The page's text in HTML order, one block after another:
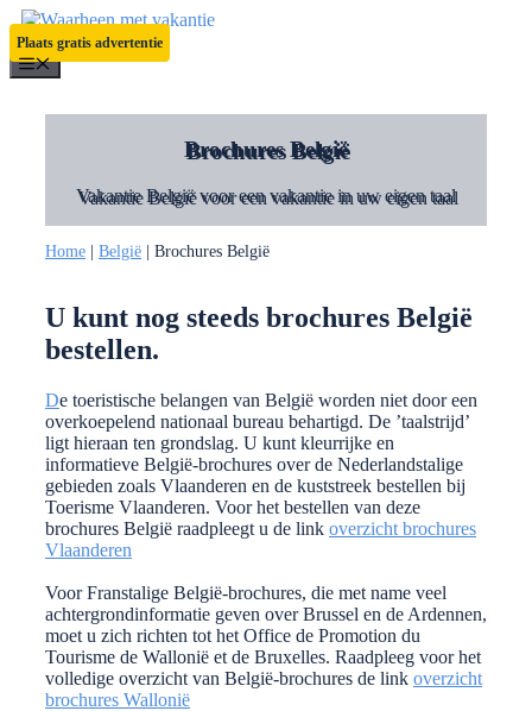
Ga
naar
de
inhoud
Plaats gratis advertentie
Menu
Brochures België
Vakantie België voor een vakantie in uw eigen taal
Home België Brochures België
U kunt nog steeds brochures België
bestellen.
De toeristische belangen van België worden niet door een
overkoepelend nationaal bureau behartigd. De ’taalstrijd’
ligt hieraan ten grondslag. U kunt kleurrijke en
informatieve België-brochures over de Nederlandstalige
gebieden zoals Vlaanderen en de kuststreek bestellen bij
Toerisme Vlaanderen. Voor het bestellen van deze
brochures België raadpleegt u de link overzicht brochures
Vlaanderen
Voor Franstalige België-brochures, die met name veel
achtergrondinformatie geven over Brussel en de Ardennen,
moet u zich richten tot het Office de Promotion du
Tourisme de Wallonië et de Bruxelles. Raadpleeg voor het
volledige overzicht van België-brochures de link overzicht
brochures Wallonië